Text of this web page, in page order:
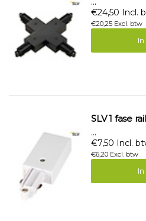
€24,50 Incl.
€20,25 Excl. btw
SLV 1 fase
...
€7,50 Incl.
€6,20 Excl. btw